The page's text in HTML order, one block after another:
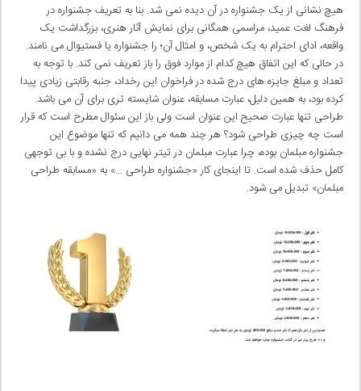
هیچ نشانی از یک جشنواره در آن دیده نمی شد. بنا به تعریف جشنواره در
فرهنگ لغت عمید، مراسمی همگانی برای نمایش آثار هنری، بزرگداشت یک
واقعه، ادای احترام به یک شخص، و امثال آن؛ را جشنواره یا فستیوال می نامند.
در حالی که این اتفاق هیچ کدام از موارد فوق را باز تعریف نمی کند. با توجه به
تعداد و مبلغ جایزه های درج شده در فراخوان این رخداد، جنبه رقابتی زیادی پیدا
کرده بود، به همین دلیل، عبارت مسابقه، عنوان شایسته تری برای آن می باشد.
طراحی تنها عبارت صحیح این عنوان است ولی باز این سئوال مطرح است که قرار
است چه چیزی طراحی شود؟ هر چند همه می دانیم که تنها موضوع این
جشنواره مبلمان بوده، چرا عبارت مبلمان در تیتر نهایی درج نشده و با بی توجهی
کامل حذف شده است. تا اینجای کار «جشنواره طراحی …» به «مسابقه طراحی
مبلمان» تبدیل می شود.